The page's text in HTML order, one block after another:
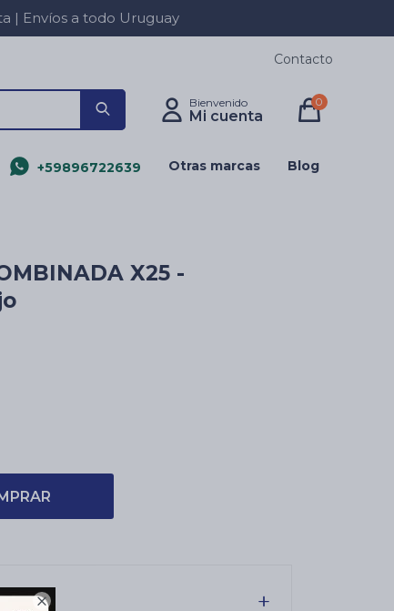

| Envíos a todo Uruguay
+59896722639 Otras marcas Blog
0
Contacto
X25 -